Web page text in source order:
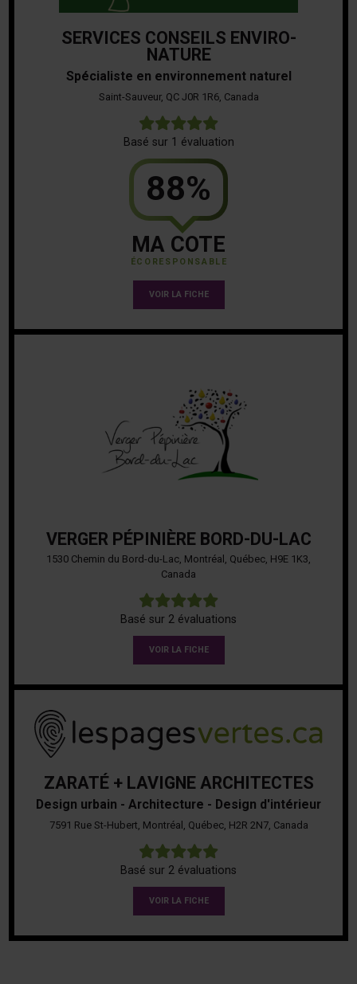
SERVICES CONSEILS ENVIRO-
NATURE
Spécialiste en environnement naturel
Saint-Sauveur, QC J0R 1R6, Canada
Basé sur 1 évaluation
88%
MA COTE
ÉCORESPONSABLE
VOIR LA FICHE
VERGER PÉPINIÈRE BORD-DU-LAC
1530 Chemin du Bord-du-Lac, Montréal, Québec, H9E 1K3,
Canada
Basé sur 2 évaluations
VOIR LA FICHE
ZARATÉ + LAVIGNE ARCHITECTES
Design urbain - Architecture - Design d'intérieur
7591 Rue St-Hubert, Montréal, Québec, H2R 2N7, Canada
Basé sur 2 évaluations
VOIR LA FICHE